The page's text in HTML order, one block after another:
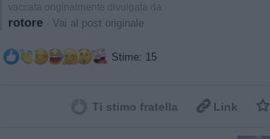
vaccata originalmente divulgata da:
rotore Vai al post originale
Stime: 15
Ti stimo fratella  Link 